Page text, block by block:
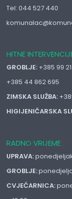
Tel: 044 527 440
HITNE
GROBLJE: +385 99
+385 44 862 695
ZIMSKA SLUŽBA:
HIGIJENIČARSKA
RADNO VRIJEME
UPRAVA:
GROBLJE:
CVJEĆARNICA: